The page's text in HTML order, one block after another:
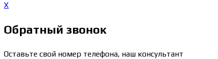
X
Обратный звонок
Оставьте свой номер телефона, наш консультант